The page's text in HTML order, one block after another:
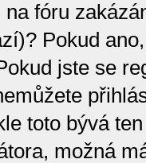
fóru
Pokud
jste se
toto bývá
možná